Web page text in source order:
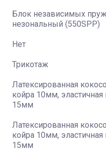
Блок независимых
незональный (550SPP)
Нет
Трикотаж
Латексированная
койра 10мм, эластичная
15мм
Латексированная
койра 10мм, эластичная
15мм